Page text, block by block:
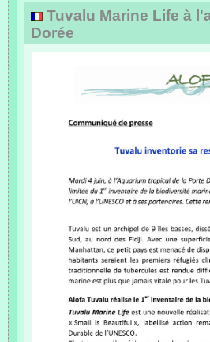
Tuvalu Marine Life à
Dorée